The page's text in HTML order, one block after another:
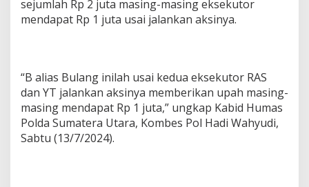
sejumlah Rp 2 juta masing-masing eksekutor
mendapat Rp 1 juta usai jalankan aksinya.
“B alias Bulang inilah usai kedua eksekutor RAS
dan YT jalankan aksinya memberikan upah masing-
masing mendapat Rp 1 juta,” ungkap Kabid Humas
Polda Sumatera Utara, Kombes Pol Hadi Wahyudi,
Sabtu (13/7/2024).